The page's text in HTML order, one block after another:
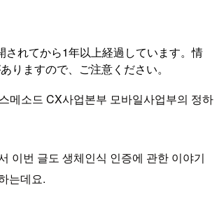
されてから1年以上経過しています。情
りますので、ご注意ください。
메소드 CX사업본부 모바일사업부의 정하
이번 글도 생체인식 인증에 관한 이야기
는데요.